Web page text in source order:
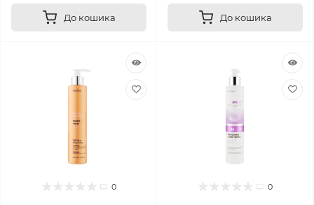
До кошика До кошика
0 0